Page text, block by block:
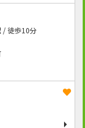
/ 徒歩10分